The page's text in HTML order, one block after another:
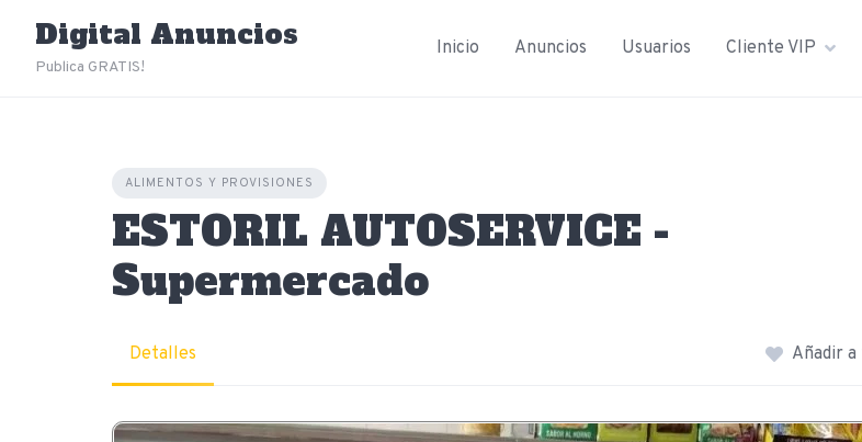
content
Digital Anuncios
Publica GRATIS!
Inicio Anuncios Usuarios Cliente VIP
ALIMENTOS Y PROVISIONES
ESTORIL AUTOSERVICE -
Supermercado
Detalles Añadir